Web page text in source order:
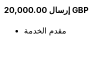
إرسال 20,000.00 GBP
مقدم الخدمة